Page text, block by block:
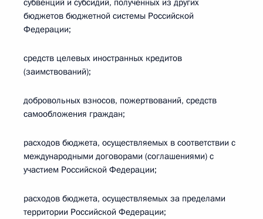
субвенций и субсидий, полученных из других
бюджетов бюджетной системы Российской
Федерации;
средств целевых иностранных кредитов
(заимствований);
добровольных взносов, пожертвований, средств
самообложения граждан;
расходов бюджета, осуществляемых в соответствии с
международными договорами (соглашениями) с
участием Российской Федерации;
расходов бюджета, осуществляемых за пределами
территории Российской Федерации;